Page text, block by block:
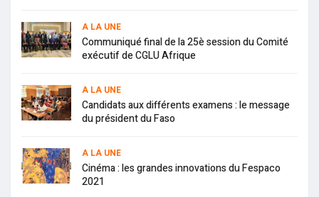
A LA UNE
Communiqué final de la 25è session du Comité
exécutif de CGLU Afrique
A LA UNE
Candidats aux différents examens : le message
du président du Faso
A LA UNE
Cinéma : les grandes innovations du Fespaco
2021